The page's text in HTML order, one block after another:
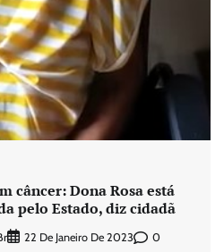
câncer: Dona Rosa está
pelo Estado, diz cidadã
22 De Janeiro De 2023 0